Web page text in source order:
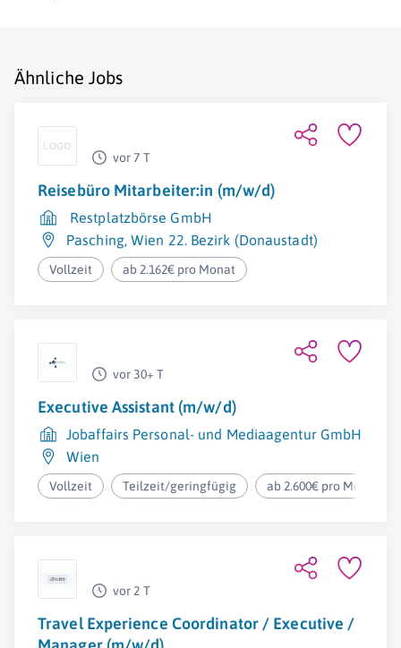
Ähnliche Jobs
vor 7 T
Reisebüro Mitarbeiter:in (m/w/d)
Restplatzbörse GmbH
Pasching,Wien 22. Bezirk (Donaustadt)
Vollzeit ab 2.162€ pro Monat
vor 30+ T
Executive Assistant (m/w/d)
Jobaffairs Personal- und Mediaagentur GmbH
Wien
Vollzeit Teilzeit/geringfügig ab 2.600€ pro Monat
vor 2 T
Travel Experience Coordinator / Executive /